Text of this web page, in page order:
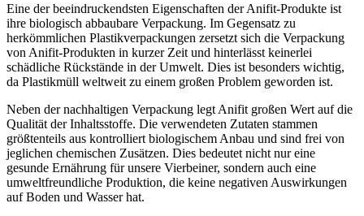
Eine der beeindruckendsten⁤ Eigenschaften der Anifit-Produkte ist
ihre‌ biologisch abbaubare Verpackung. Im Gegensatz zu
herkömmlichen Plastikverpackungen zersetzt sich die Verpackung
von Anifit-Produkten in kurzer Zeit und hinterlässt keinerlei
schädliche​ Rückstände in der Umwelt. Dies ist besonders wichtig,
da⁣ Plastikmüll weltweit zu einem großen Problem geworden ist.
Neben der ⁤nachhaltigen​ Verpackung ⁢legt Anifit großen Wert⁢ auf ⁢die
Qualität der Inhaltsstoffe.‍ Die verwendeten Zutaten stammen‌
größtenteils⁤ aus kontrolliert biologischem Anbau und⁢ sind frei von
jeglichen chemischen Zusätzen. Dies bedeutet nicht nur eine
gesunde Ernährung für unsere Vierbeiner, sondern auch eine
umweltfreundliche Produktion, die keine negativen Auswirkungen
auf⁢ Boden und Wasser hat.